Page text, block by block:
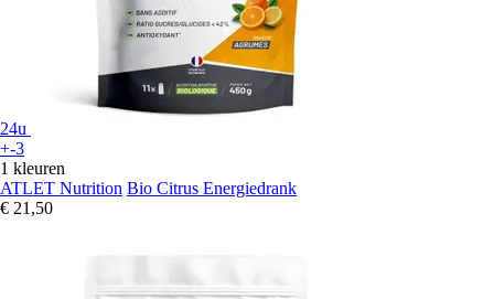
24u
+-3
1 kleuren
ATLET Nutrition Bio Citrus Energiedrank
€ 21,50